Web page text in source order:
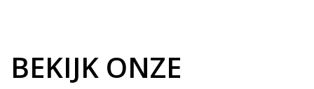
BEKIJK ONZE